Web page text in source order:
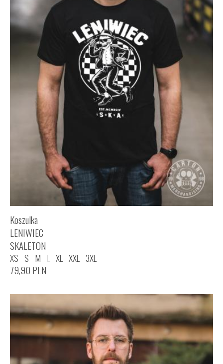
Koszulka
LENIWIEC
SKALETON
XS S M L XL XXL 3XL
79,90 PLN